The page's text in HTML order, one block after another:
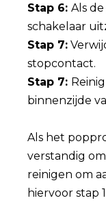
Stap 6: Als de
schakelaar
Stap 7:
stopcontact.
Stap 7:
binnenzijde
Als het
verstandig
reinigen om
hiervoor stap